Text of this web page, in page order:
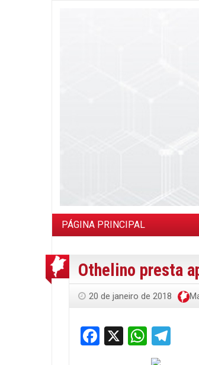
PÁGINA PRINCIPAL
Othelino presta
20 de janeiro de 2018
Facebook
X